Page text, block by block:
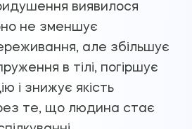
виявилося
не зменшує
але збільшує
в тілі, погіршує
і знижує якість
те, що людина стає